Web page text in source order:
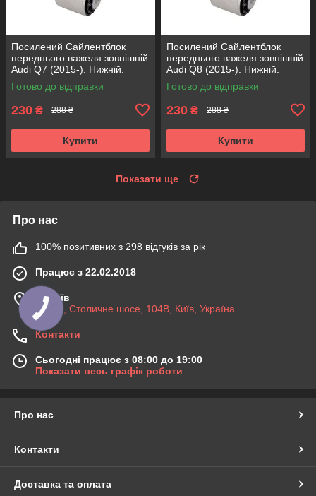
Посилений Сайлентблок
переднього важеля зовнішній
Audi Q7 (2015-). Нижній.
КОРЕЯ Acsuss! FE175192 ,
VKDS331087
Готово до відправки
230 ₴ 288 ₴
Купити
Посилений Сайлентблок
переднього важеля зовнішній
Audi Q8 (2015-). Нижній.
КОРЕЯ Acsuss! FE175192 ,
VKDS331087
Готово до відправки
230 ₴ 288 ₴
Купити
Показати ще
Про нас
100% позитивних з 298 відгуків за рік
Працює з 22.02.2018
м. Київ
03045, Столичне шосе, 104B, Київ, Україна
Контакти
Сьогодні працює з 08:00 до 19:00
Показати весь графік роботи
Про нас
Контакти
Доставка та оплата